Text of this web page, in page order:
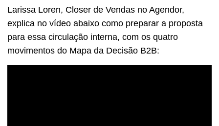
Larissa Loren, Closer de Vendas no Agendor,
explica no vídeo abaixo como preparar a proposta
para essa circulação interna, com os quatro
movimentos do Mapa da Decisão B2B: